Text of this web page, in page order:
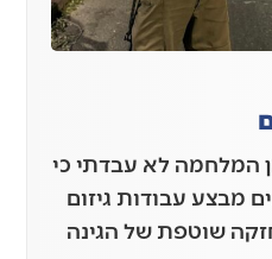
המלחמה לא עבדתי כי
מבצע עבודות גיזום
שוטפת של הגינה